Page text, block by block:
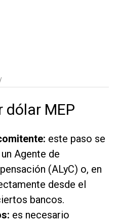
dólar MEP
este paso se
Agente de
(ALyC) o, en
desde el
bancos.
es necesario